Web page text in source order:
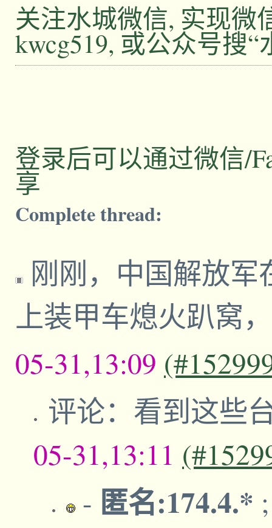
关注水城微信, 实现微
kwcg519, 或公众号搜“
登录后可以通过微信/
享
Complete thread:
刚刚，中国解放
上装甲车熄火趴窝
05-31,13:09
评论：看到这些
05-31,13:11
- 匿名:174.4.*